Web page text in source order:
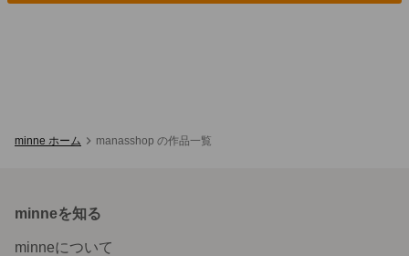
minne ホーム manasshop の作品一覧
minneを知る
minneについて